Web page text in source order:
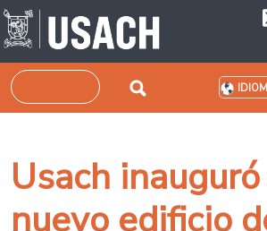
Pasar al contenido principal
Buscar
Usach
nuevo edificio